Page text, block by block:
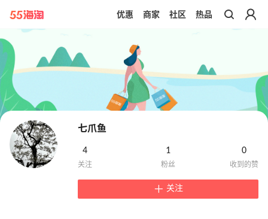
带你去官网买正品
优惠 商家 社区 热品
七爪鱼
4 1 0
关注